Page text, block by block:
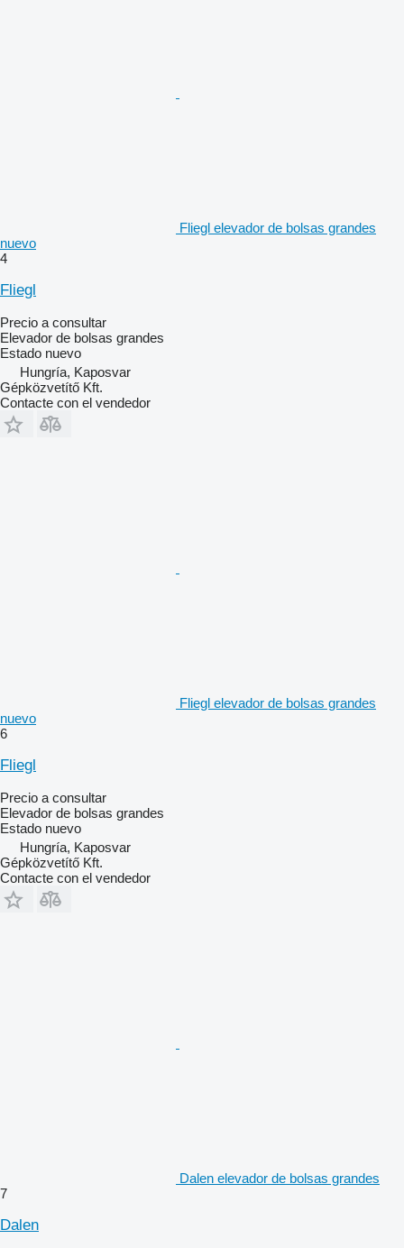
Fliegl elevador de bolsas grandes
nuevo
4
Fliegl
Precio a consultar
Elevador de bolsas grandes
Estado nuevo
Hungría, Kaposvar
Gépközvetítő Kft.
Contacte con el vendedor
Fliegl elevador de bolsas grandes
nuevo
6
Fliegl
Precio a consultar
Elevador de bolsas grandes
Estado nuevo
Hungría, Kaposvar
Gépközvetítő Kft.
Contacte con el vendedor
Dalen elevador de bolsas grandes
7
Dalen